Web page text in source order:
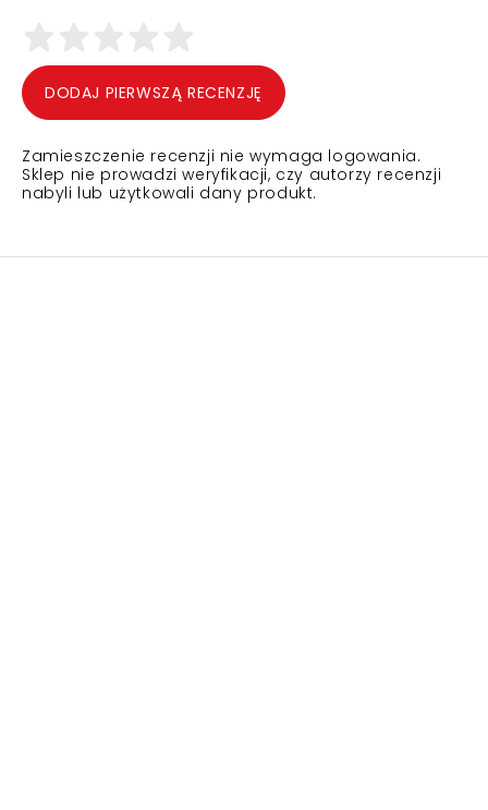
DODAJ PIERWSZĄ RECENZJĘ
Zamieszczenie recenzji nie wymaga logowania.
Sklep nie prowadzi weryfikacji, czy autorzy recenzji
nabyli lub użytkowali dany produkt.